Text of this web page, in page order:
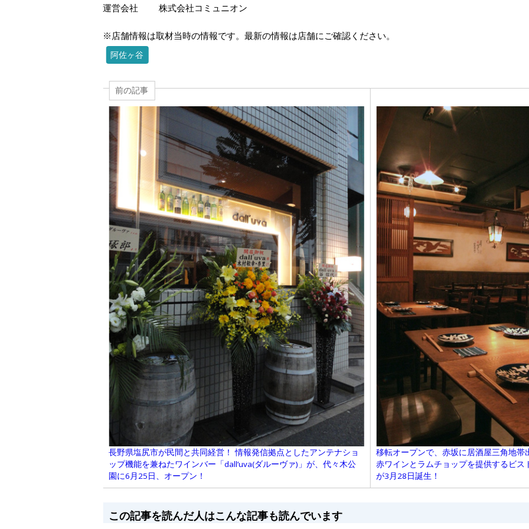
運営会社 株式会社コミュニオン
※店舗情報は取材当時の情報です。最新の情報は店舗にご確認ください。
阿佐ヶ谷
前の記事
長野県塩尻市が民間と共同経営！ 情報発信拠点としたアンテナショ
ップ機能を兼ねたワインバー「dall’uva(ダルーヴァ)」が、代々木公
園に6月25日、オープン！
移転オープンで、赤坂に居酒屋三角地
赤ワインとラムチョップを提供するビ
が3月28日誕生！
この記事を読んだ人はこんな記事も読んでいます